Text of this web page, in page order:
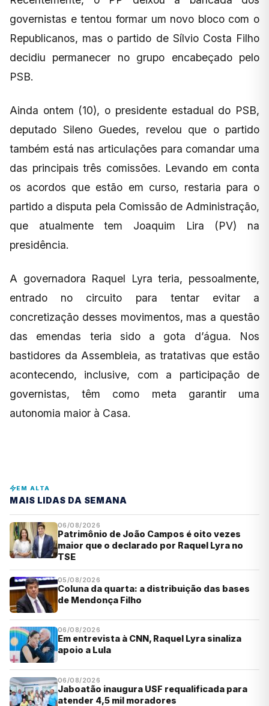
governistas e tentou formar um novo bloco com o
Republicanos, mas o partido de Sílvio Costa Filho
decidiu permanecer no grupo encabeçado pelo
PSB.
Ainda ontem (10), o presidente estadual do PSB,
deputado Sileno Guedes, revelou que o partido
também está nas articulações para comandar uma
das principais três comissões. Levando em conta
os acordos que estão em curso, restaria para o
partido a disputa pela Comissão de Administração,
que atualmente tem Joaquim Lira (PV) na
presidência.
A governadora Raquel Lyra teria, pessoalmente,
entrado no circuito para tentar evitar a
concretização desses movimentos, mas a questão
das emendas teria sido a gota d’água. Nos
bastidores da Assembleia, as tratativas que estão
acontecendo, inclusive, com a participação de
governistas, têm como meta garantir uma
autonomia maior à Casa.
EM ALTA
MAIS LIDAS DA SEMANA
06/08/2026
Patrimônio de João Campos é oito vezes
maior que o declarado por Raquel Lyra no
TSE
05/08/2026
Coluna da quarta: a distribuição das bases
de Mendonça Filho
06/08/2026
Em entrevista à CNN, Raquel Lyra sinaliza
apoio a Lula
06/08/2026
Jaboatão inaugura USF requalificada para
atender 4,5 mil moradores